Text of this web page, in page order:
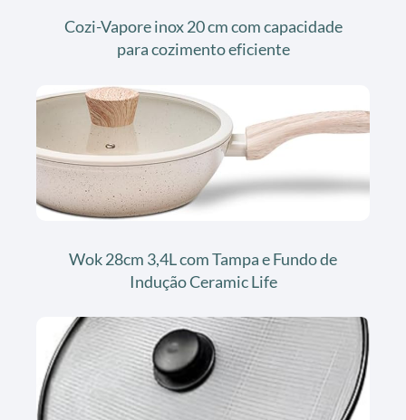
Cozi-Vapore inox 20 cm com capacidade
para cozimento eficiente
Wok 28cm 3,4L com Tampa e Fundo de
Indução Ceramic Life